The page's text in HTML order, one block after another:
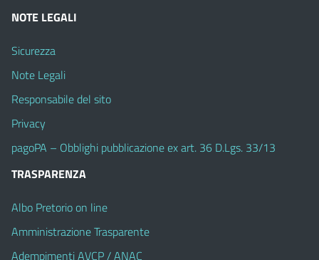
NOTE LEGALI
Sicurezza
Note Legali
Responsabile del sito
Privacy
pagoPA – Obblighi pubblicazione ex art. 36 D.Lgs. 33/13
TRASPARENZA
Albo Pretorio on line
Amministrazione Trasparente
Adempimenti AVCP / ANAC